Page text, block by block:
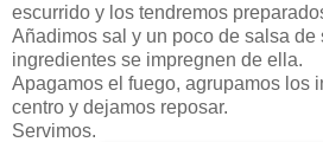
escurrido y los tendremos
Añadimos sal y un poco de salsa
ingredientes se impregnen de ella.
Apagamos el fuego, agrupamos los
centro y dejamos reposar.
Servimos.